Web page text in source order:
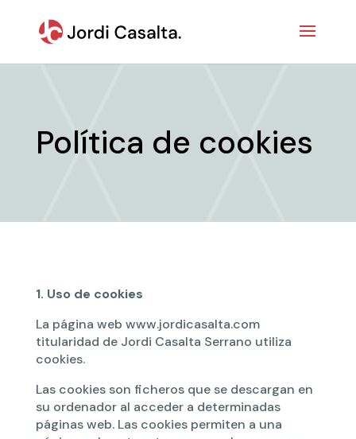
Política de cookies
1. Uso de cookies
La página web www.jordicasalta.com
titularidad de Jordi Casalta Serrano utiliza
cookies.
Las cookies son ficheros que se descargan en
su ordenador al acceder a determinadas
páginas web. Las cookies permiten a una